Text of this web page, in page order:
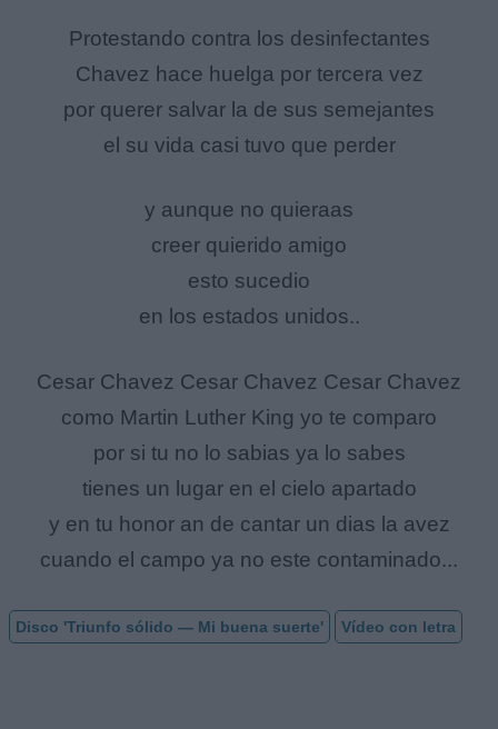
Protestando contra los desinfectantes
Chavez hace huelga por tercera vez
por querer salvar la de sus semejantes
el su vida casi tuvo que perder
y aunque no quieraas
creer quierido amigo
esto sucedio
en los estados unidos..
Cesar Chavez Cesar Chavez Cesar Chavez
como Martin Luther King yo te comparo
por si tu no lo sabias ya lo sabes
tienes un lugar en el cielo apartado
y en tu honor an de cantar un dias la avez
cuando el campo ya no este contaminado...
Disco 'Triunfo sólido — Mi buena suerte' Vídeo con letra